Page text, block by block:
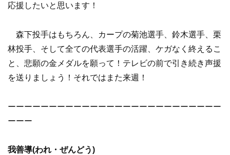
応援したいと思います！
森下投手はもちろん、カープの菊池選手、鈴木選手、栗
林投手、そして全ての代表選手の活躍、ケガなく終えるこ
と、悲願の金メダルを願って！テレビの前で引き続き声援
を送りましょう！それではまた来週！
ーーーーーーーーーーーーーーーーーーーーーーーーーー
ーーー
我善導(われ・ぜんどう)